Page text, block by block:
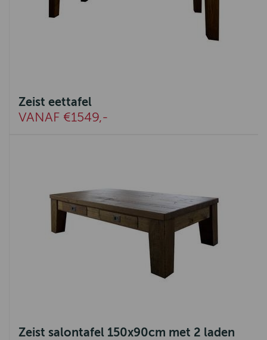
Zeist eettafel
VANAF €1549,-
Zeist salontafel 150x90cm met 2 laden